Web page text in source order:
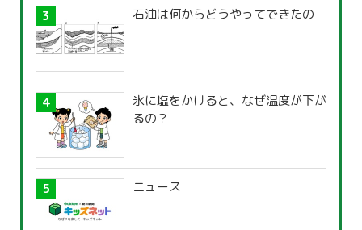
石油は何からどうやってできたの
氷に塩をかけると、なぜ温度が下が
るの？
ニュース